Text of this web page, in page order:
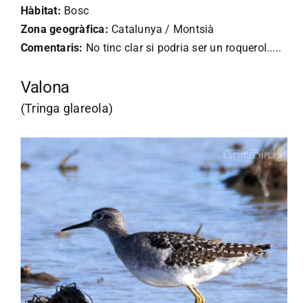
Hàbitat: Bosc
Zona geogràfica: Catalunya / Montsià
Comentaris: No tinc clar si podria ser un roquerol.....
Valona
(Tringa glareola)